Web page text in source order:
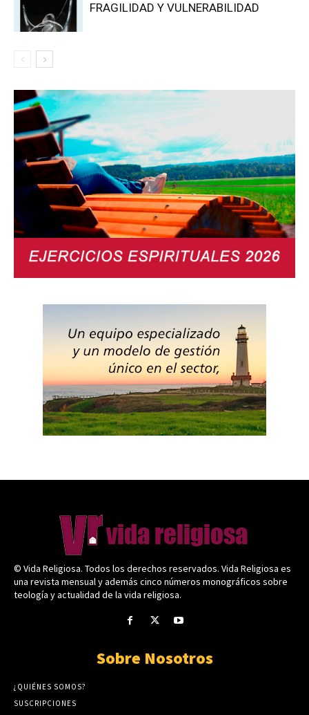
FRAGILIDAD Y VULNERABILIDAD
© Vida Religiosa. Todos los derechos reservados. Vida Religiosa es
una revista mensual y además cinco números monográficos sobre
teología y actualidad de la vida religiosa.
Sobre Nosotros
¿QUIÉNES SOMOS?
SUSCRIPCIONES